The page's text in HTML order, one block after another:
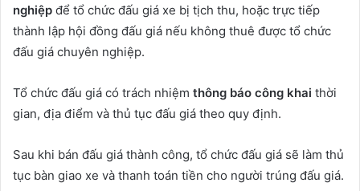
nghiệp để tổ chức đấu giá xe bị tịch thu, hoặc trực tiếp
thành lập hội đồng đấu giá nếu không thuê được tổ chức
đấu giá chuyên nghiệp.
Tổ chức đấu giá có trách nhiệm thông báo công khai thời
gian, địa điểm và thủ tục đấu giá theo quy định.
Sau khi bán đấu giá thành công, tổ chức đấu giá sẽ làm thủ
tục bàn giao xe và thanh toán tiền cho người trúng đấu giá.